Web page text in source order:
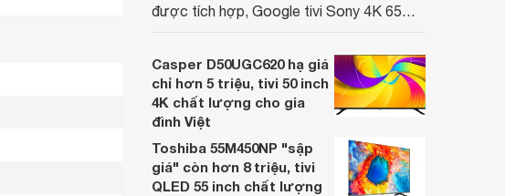
được tích hợp, Google tivi Sony 4K 65
nhiều cửa hàng điện máy giảm giá sâu.
Casper D50UGC620 hạ giá
chỉ hơn 5 triệu, tivi 50 inch
4K chất lượng cho gia
đình Việt
Toshiba 55M450NP "sập
giá" còn hơn 8 triệu, tivi
QLED 55 inch chất lượng